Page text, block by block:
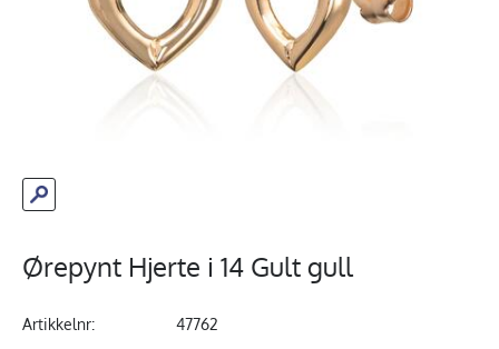
Ørepynt Hjerte i 14 Gult gull
Artikkelnr:
47762